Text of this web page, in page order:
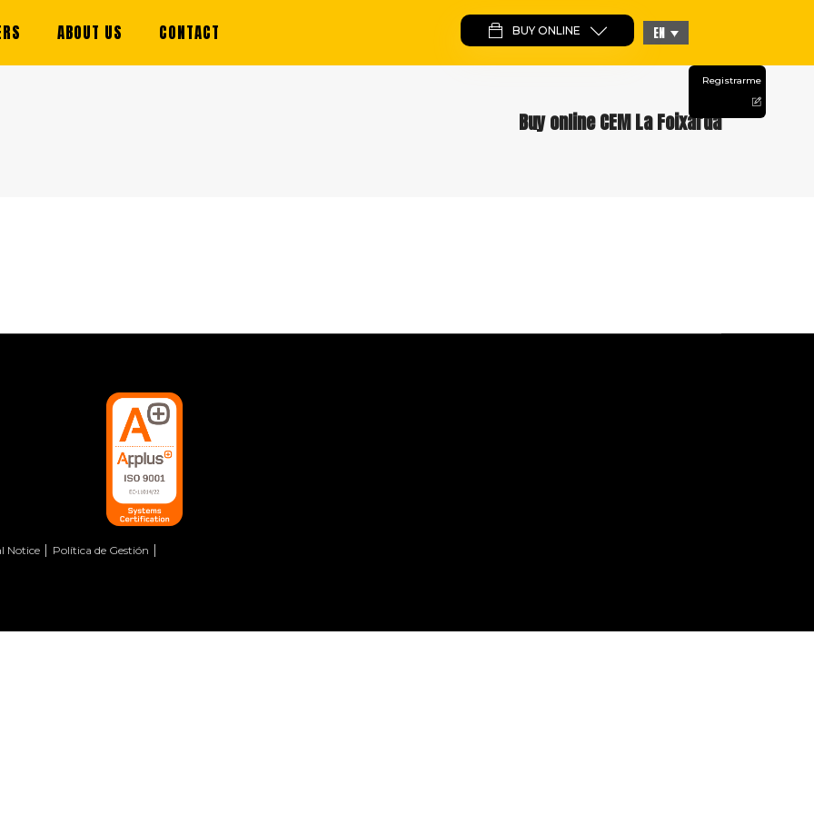
ABOUT US CONTACT BUY ONLINE EN
Registrarme
Buy online CEM La Foixarda
Notice Política de Gestión